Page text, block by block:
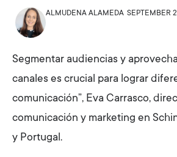
ALMUDENA ALAMEDA SEPTEMBER
Segmentar audiencias y
canales es crucial para lograr
comunicación”, Eva Carrasco,
comunicación y marketing en
y Portugal.